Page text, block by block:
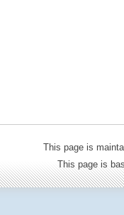
This page is
This page is